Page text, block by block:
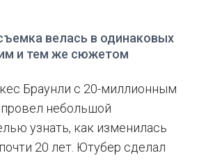
велась в одинаковых
и тем же сюжетом
Браунли с 20-миллионным
небольшой
узнать, как изменилась
20 лет. Ютубер сделал